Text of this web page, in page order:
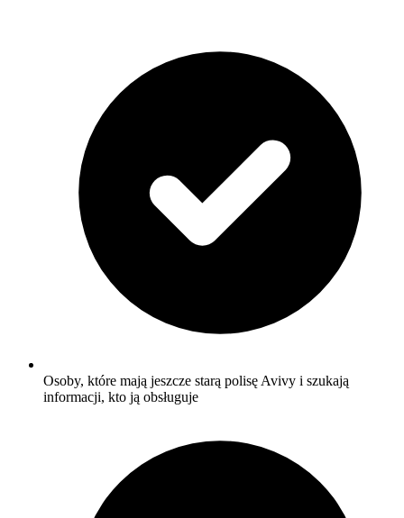
Osoby, które mają jeszcze starą polisę Avivy i szukają
informacji, kto ją obsługuje